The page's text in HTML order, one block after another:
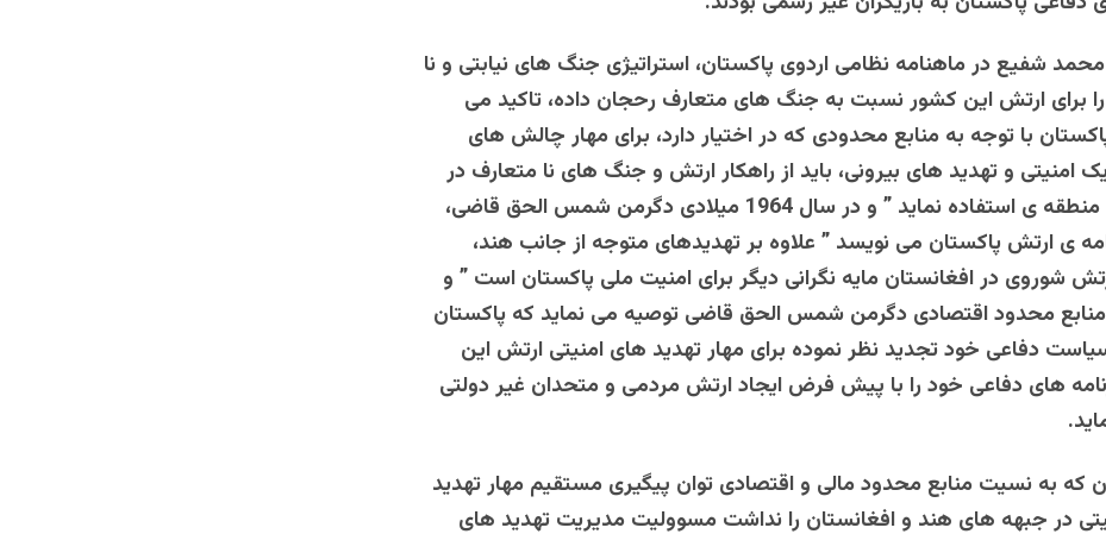
شفیع در ماهنامه نظامی اردوی پاکستان، استراتیژی جنگ های نیابتی و نا
برای ارتش این کشور نسبت به جنگ های متعارف رحجان داده، تاکید می
با توجه به منابع محدودی که در اختیار دارد، برای مهار چالش های
امنیتی و تهدید های بیرونی، باید از راهکار ارتش و جنگ های نا متعارف در
منازعات منطقه ی استفاده نماید ” و در سال 1964 میلادی دگرمن شمس الحق قاضی،
ی ارتش پاکستان می نویسد ” علاوه بر تهدیدهای متوجه از جانب هند،
شوروی در افغانستان مایه نگرانی دیگر برای امنیت ملی پاکستان است ” و
منابع محدود اقتصادی دگرمن شمس الحق قاضی توصیه می نماید که پاکستان
دفاعی خود تجدید نظر نموده برای مهار تهدید های امنیتی ارتش این
های دفاعی خود را با پیش فرض ایجاد ارتش مردمی و متحدان غیر دولتی
که به نسیت منابع محدود مالی و اقتصادی توان پیگیری مستقیم مهار تهدید
در جبهه های هند و افغانستان را نداشت مسوولیت مدیریت تهدید های